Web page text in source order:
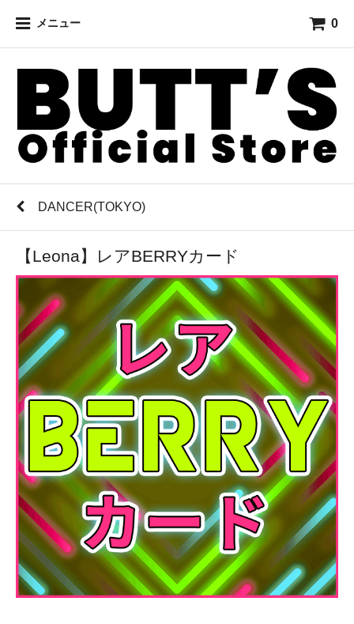
メニュー 0
DANCER(TOKYO)
【Leona】レアBERRYカード